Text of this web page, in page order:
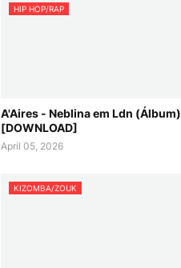
HIP HOP/RAP
A'Aires - Neblina em Ldn (Álbum)
[DOWNLOAD]
April 05, 2026
KIZOMBA/ZOUK